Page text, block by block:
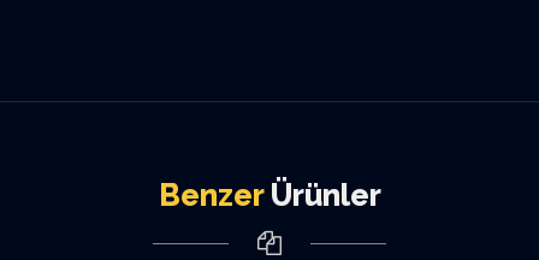
BenzerÜrünler